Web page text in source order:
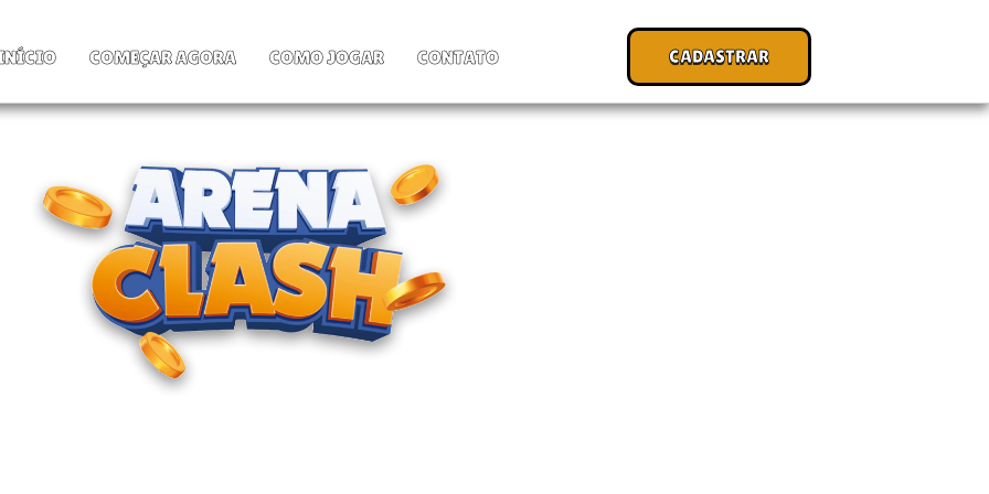
COMEÇAR AGORA COMO JOGAR CONTATO CADASTRAR